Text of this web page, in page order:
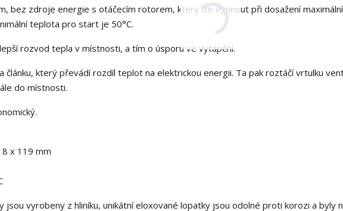
bez zdroje energie s otáčecím rotorem, který lze vypnout při dosažení maximální
teplota pro start je 50°C.
rozvod tepla v místnosti, a tím o úsporu ve vytápění.
článku, který převádí rozdíl teplot na elektrickou energii. Ta pak roztáčí vrtulku
do místnosti.
x 119 mm
jsou vyrobeny z hliníku, unikátní eloxované lopatky jsou odolné proti korozi a byly